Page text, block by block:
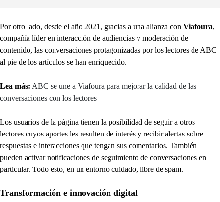
Por otro lado, desde el año 2021, gracias a una alianza con Viafoura,
compañía líder en interacción de audiencias y moderación de
contenido, las conversaciones protagonizadas por los lectores de ABC
al pie de los artículos se han enriquecido.
Lea más: ABC se une a Viafoura para mejorar la calidad de las
conversaciones con los lectores
Los usuarios de la página tienen la posibilidad de seguir a otros
lectores cuyos aportes les resulten de interés y recibir alertas sobre
respuestas e interacciones que tengan sus comentarios. También
pueden activar notificaciones de seguimiento de conversaciones en
particular. Todo esto, en un entorno cuidado, libre de spam.
Transformación e innovación digital